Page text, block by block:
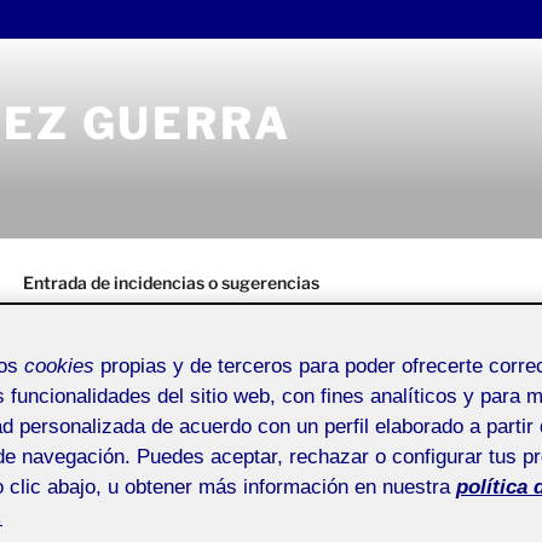
GUERRA
Entrada de incidencias o sugerencias
GUERRA
término (entrega 2)
ACTIFOLIO
2. HOJA DE
cookies propias y de terceros para poder ofrecerte
funcionalidades del sitio web, con fines analíticos y para
personalizada de acuerdo con un perfil elaborado a partir
navegación. Puedes aceptar, rechazar o configurar tus
clic abajo, u obtener más información en nuestra política